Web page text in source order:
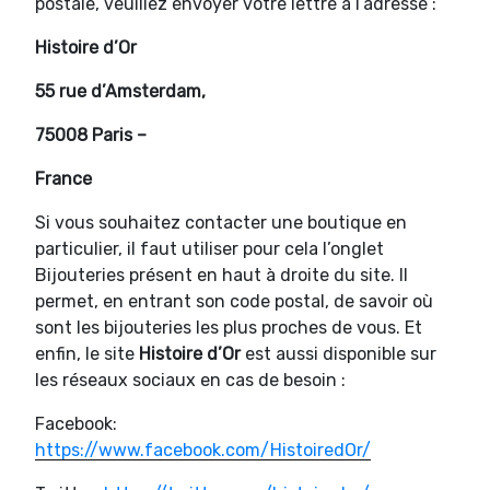
Histoire d’Or
55 rue d’Amsterdam,
75008 Paris –
France
Si vous souhaitez contacter une boutique en
particulier, il faut utiliser pour cela l’onglet
Bijouteries présent en haut à droite du site. Il
permet, en entrant son code postal, de savoir où
sont les bijouteries les plus proches de vous. Et
enfin, le site Histoire d’Or est aussi disponible sur
les réseaux sociaux en cas de besoin :
Facebook:
https://www.facebook.com/HistoiredOr/